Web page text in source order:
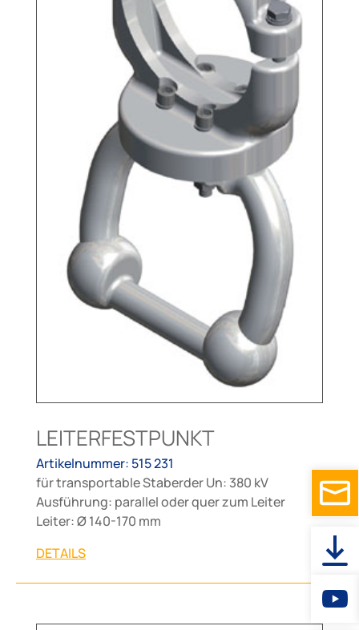
LEITERFESTPUNKT
Artikelnummer: 515 231
für transportable Staberder Un: 380 kV
Ausführung: parallel oder quer zum Leiter
Leiter: Ø 140-170 mm
DETAILS